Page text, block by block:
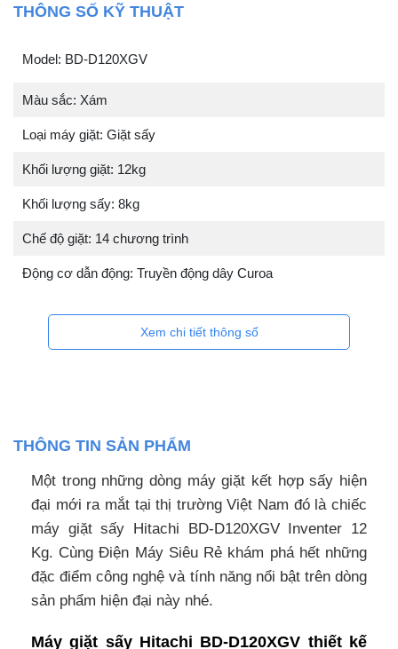
THÔNG SỐ KỸ THUẬT
Model: BD-D120XGV
Màu sắc: Xám
Loại máy giặt: Giặt sấy
Khối lượng giặt: 12kg
Khối lượng sấy: 8kg
Chế độ giặt: 14 chương trình
Động cơ dẫn động: Truyền động dây Curoa
Xem chi tiết thông số
THÔNG TIN SẢN PHẨM
Một trong những dòng máy giặt kết hợp sấy hiện
đại mới ra mắt tại thị trường Việt Nam đó là chiếc
máy giặt sấy Hitachi BD-D120XGV Inventer 12
Kg. Cùng Điện Máy Siêu Rẻ khám phá hết những
đặc điểm công nghệ và tính năng nổi bật trên dòng
sản phẩm hiện đại này nhé.
Máy giặt sấy Hitachi BD-D120XGV thiết kế